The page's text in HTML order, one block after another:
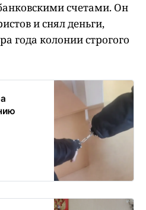
счетами. Он
и снял деньги,
года колонии строгого